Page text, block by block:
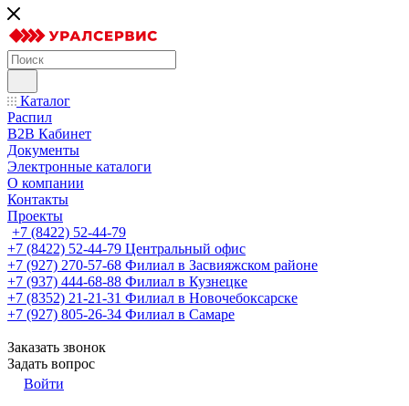
Каталог
Распил
B2B Кабинет
Документы
Электронные каталоги
О компании
Контакты
Проекты
+7 (8422) 52-44-79
+7 (8422) 52-44-79 Центральный офис
+7 (927) 270-57-68 Филиал в Засвияжском районе
+7 (937) 444-68-88 Филиал в Кузнецке
+7 (8352) 21-21-31 Филиал в Новочебоксарске
+7 (927) 805-26-34 Филиал в Самаре
Заказать звонок
Задать вопрос
Войти